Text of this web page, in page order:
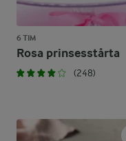
6 TIM
Rosa prinsesstårta
(248)